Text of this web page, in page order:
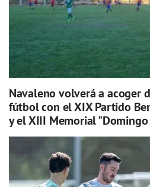
Navaleno volverá a acoger
fútbol con el XIX Partido
y el XIII Memorial "Domingo